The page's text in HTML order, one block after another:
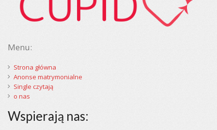
Menu:
Strona główna
Anonse matrymonialne
Single czytają
o nas
Wspierają nas: